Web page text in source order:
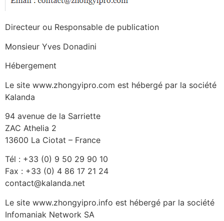
Directeur ou Responsable de publication
Monsieur Yves Donadini
Hébergement
Le site www.zhongyipro.com est hébergé par la société
Kalanda
94 avenue de la Sarriette
ZAC Athelia 2
13600 La Ciotat – France
Tél : +33 (0) 9 50 29 90 10
Fax : +33 (0) 4 86 17 21 24
contact@kalanda.net
Le site www.zhongyipro.info est hébergé par la société
Infomaniak Network SA